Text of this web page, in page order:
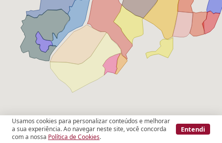
Usamos cookies para personalizar conteúdos e melhorar
a sua experiência. Ao navegar neste site, você concorda
com a nossa Política de Cookies.
Entendi